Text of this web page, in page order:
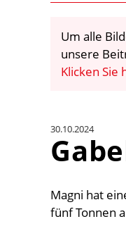
Um alle
unsere
Klicken Sie
30.10.2024
Magni hat
fünf Tonnen